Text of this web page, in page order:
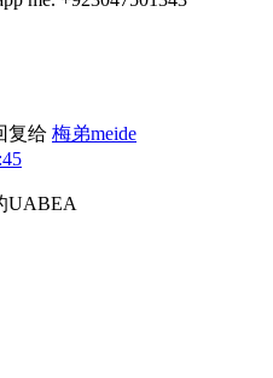
复给 梅弟meide
UABEA